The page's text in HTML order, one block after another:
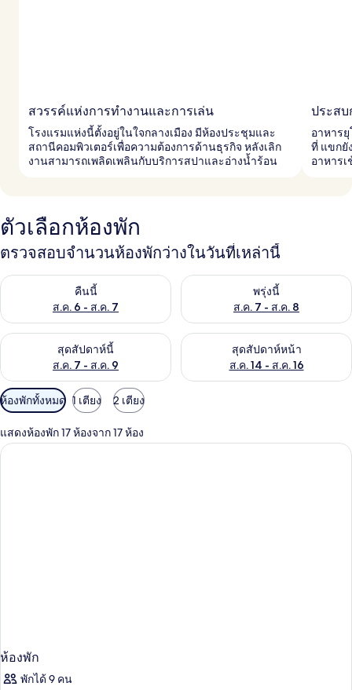
สวรรค์แห่งการทำงานและการเล่น
โรงแรมแห่งนี้ตั้งอยู่ในใจกลางเมือง มีห้องประชุมและ
สถานีคอมพิวเตอร์เพื่อความต้องการด้านธุรกิจ หลังเลิก
งานสามารถเพลิดเพลินกับบริการสปาและอ่างน้ำร้อน
ประส
อาหาร
ที่ แขกยั
อาหาร
ตัวเลือกห้องพัก
ตรวจสอบจำนวนห้องพักว่างในวันที่เหล่านี้
คืนนี้
ส.ค. 6 - ส.ค. 7
ตรวจสอบจำนวนห้องพักว่างในคืนนี้ ส.ค. 6 - ส.ค. 7พรุ่งนี้
ส.ค. 7 - ส.ค. 8
ตรวจสอบจำนวนห้องพักว่างใน
สุดสัปดาห์นี้
ส.ค. 7 - ส.ค. 9
ตรวจสอบจำนวนห้องพักว่างในสุดสัปดาห์นี้ ส.ค. 7 - ส.ค. 9
สุดสัปดาห์หน้า
ส.ค. 14 - ส.ค. 16
ตรวจสอบจำนวนห้องพักว่างใน
ตัว
กรอง
ที่
มี
ห้องพักทั้งหมด 1 เตียง 2 เตียง
แสดงห้องพัก 17 ห้องจาก 17 ห้อง
ห้องพัก
พักได้ 9 คน